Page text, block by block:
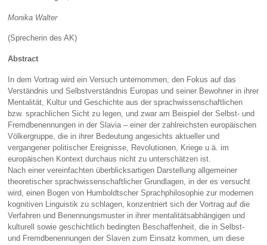
Monika Walter
(Sprecherin des AK)
Abstract
In dem Vortrag wird ein Versuch unternommen, den Fokus auf das
Verständnis und Selbstverständnis Europas und seiner Bewohner in ihrer
Mentalität, Kultur und Geschichte aus der sprachwissenschaftlichen
bzw. sprachlichen Sicht zu legen, und zwar am Beispiel der Selbst- und
Fremdbenennungen in der Slavia – einer der zahlreichsten europäischen
Völkergruppe, die in ihrer Bedeutung angesichts aktueller und
vergangener politischer Ereignisse, Revolutionen, Kriege u.ä. im
europäischen Kontext durchaus nicht zu unterschätzen ist.
Nach einer vereinfachten überblicksartigen Darstellung allgemeiner
theoretischer sprachwissenschaftlicher Grundlagen, in der es versucht
wird, einen Bogen von Humboldtscher Sprachphilosophie zur modernen
kognitiven Linguistik zu schlagen, konzentriert sich der Vortrag auf die
Verfahren und Benennungsmuster in ihrer mentalitätsabhängigen und
kulturell sowie geschichtlich bedingten Beschaffenheit, die in Selbst-
und Fremdbenennungen der Slaven zum Einsatz kommen, um diese